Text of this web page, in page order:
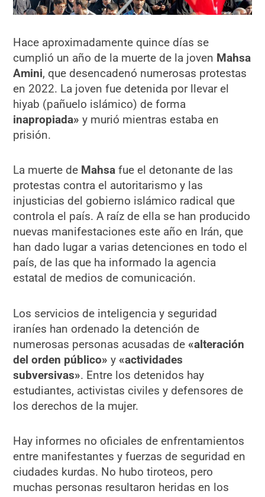
Hace aproximadamente quince días se
cumplió un año de la muerte de la joven Mahsa
Amini, que desencadenó numerosas protestas
en 2022. La joven fue detenida por llevar el
hiyab (pañuelo islámico) de forma
inapropiada» y murió mientras estaba en
prisión.
La muerte de Mahsa fue el detonante de las
protestas contra el autoritarismo y las
injusticias del gobierno islámico radical que
controla el país. A raíz de ella se han producido
nuevas manifestaciones este año en Irán, que
han dado lugar a varias detenciones en todo el
país, de las que ha informado la agencia
estatal de medios de comunicación.
Los servicios de inteligencia y seguridad
iraníes han ordenado la detención de
numerosas personas acusadas de «alteración
del orden público» y «actividades
subversivas». Entre los detenidos hay
estudiantes, activistas civiles y defensores de
los derechos de la mujer.
Hay informes no oficiales de enfrentamientos
entre manifestantes y fuerzas de seguridad en
ciudades kurdas. No hubo tiroteos, pero
muchas personas resultaron heridas en los